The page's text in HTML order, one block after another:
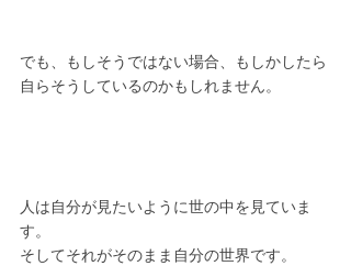
でも、もしそうではない場合、もしかしたら
自らそうしているのかもしれません。
人は自分が見たいように世の中を見ていま
す。
そしてそれがそのまま自分の世界です。